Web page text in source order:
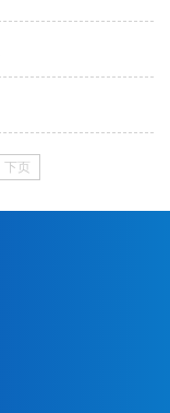
下页